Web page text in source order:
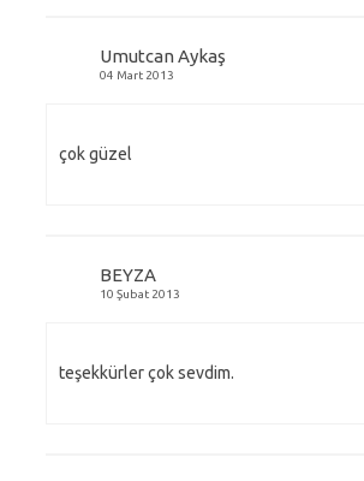
Umutcan Aykaş
04 Mart 2013
çok güzel
BEYZA
10 Şubat 2013
teşekkürler çok sevdim.